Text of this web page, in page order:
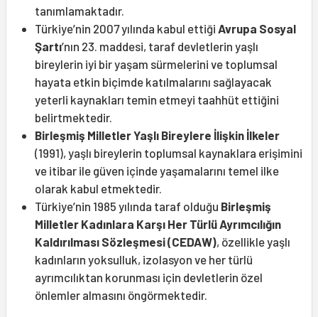
tanımlamaktadır.
Türkiye’nin 2007 yılında kabul ettiği Avrupa Sosyal
Şartı’nın 23. maddesi, taraf devletlerin yaşlı
bireylerin iyi bir yaşam sürmelerini ve toplumsal
hayata etkin biçimde katılmalarını sağlayacak
yeterli kaynakları temin etmeyi taahhüt ettiğini
belirtmektedir.
Birleşmiş Milletler Yaşlı Bireylere İlişkin İlkeler
(1991), yaşlı bireylerin toplumsal kaynaklara erişimini
ve itibar ile güven içinde yaşamalarını temel ilke
olarak kabul etmektedir.
Türkiye’nin 1985 yılında taraf olduğu Birleşmiş
Milletler Kadınlara Karşı Her Türlü Ayrımcılığın
Kaldırılması Sözleşmesi (CEDAW), özellikle yaşlı
kadınların yoksulluk, izolasyon ve her türlü
ayrımcılıktan korunması için devletlerin özel
önlemler almasını öngörmektedir.